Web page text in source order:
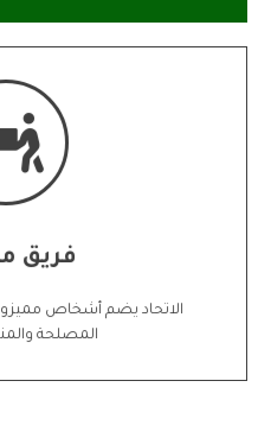
فريق
الاتحاد يضم أشخاص
المصلحة